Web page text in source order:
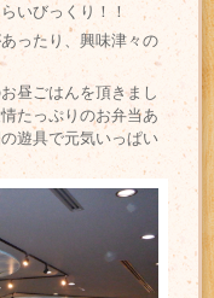
いびっくり！！
ったり、興味津々の
昼ごはんを頂きまし
たっぷりのお弁当あ
遊具で元気いっぱい